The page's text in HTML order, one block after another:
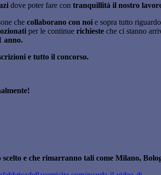
dove poter fare con tranquillità il nostro
che collaborano con noi e sopra tutto
per le continue richieste che ci stanno
anno.
e tutto il concorso.
scelto e che rimarranno tali come Milano,